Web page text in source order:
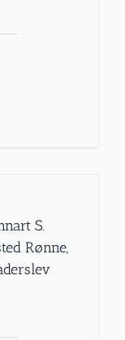
S.
Rønne,